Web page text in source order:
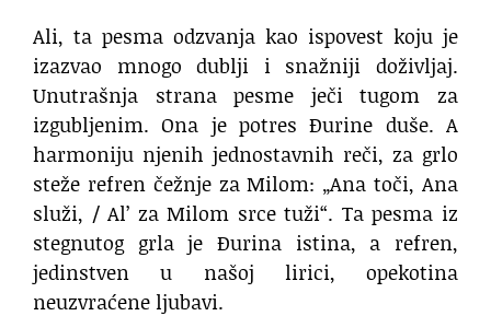
Ali, ta pesma odzvanja kao ispovest koju je
izazvao mnogo dublji i snažniji doživljaj.
Unutrašnja strana pesme ječi tugom za
izgubljenim. Ona je potres Đurine duše. A
harmoniju njenih jednostavnih reči, za grlo
steže refren čežnje za Milom: „Ana toči, Ana
služi, / Al’ za Milom srce tuži“. Ta pesma iz
stegnutog grla je Đurina istina, a refren,
jedinstven u našoj lirici, opekotina
neuzvraćene ljubavi.